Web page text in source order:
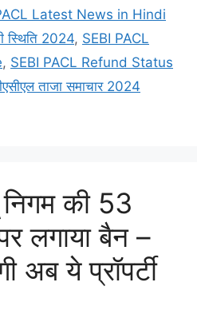
Latest News in Hindi
स्थिति 2024, SEBI PACL
, SEBI PACL Refund Status
ताजा समाचार 2024
की 53
लगाया बैन –
अब ये प्रॉपर्टी